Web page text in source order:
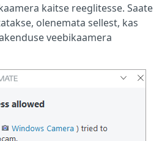
kaitse reeglitesse. Saate
olenemata sellest, kas
veebikaamera